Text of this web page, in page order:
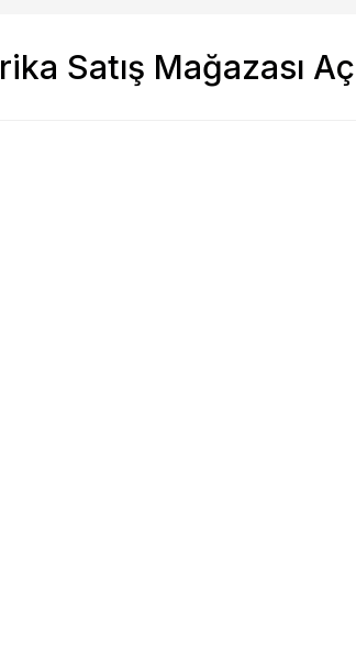
Satış Mağazası